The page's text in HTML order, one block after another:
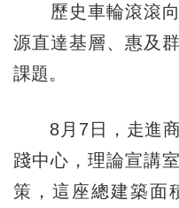
歷史車輪滾滾向
源直達基層、惠及
課題。
8月7日，走進商
踐中心，理論宣講
策，這座總建築面